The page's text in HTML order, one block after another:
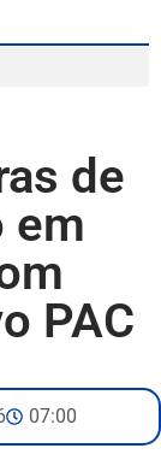
de
em
PAC
07:00